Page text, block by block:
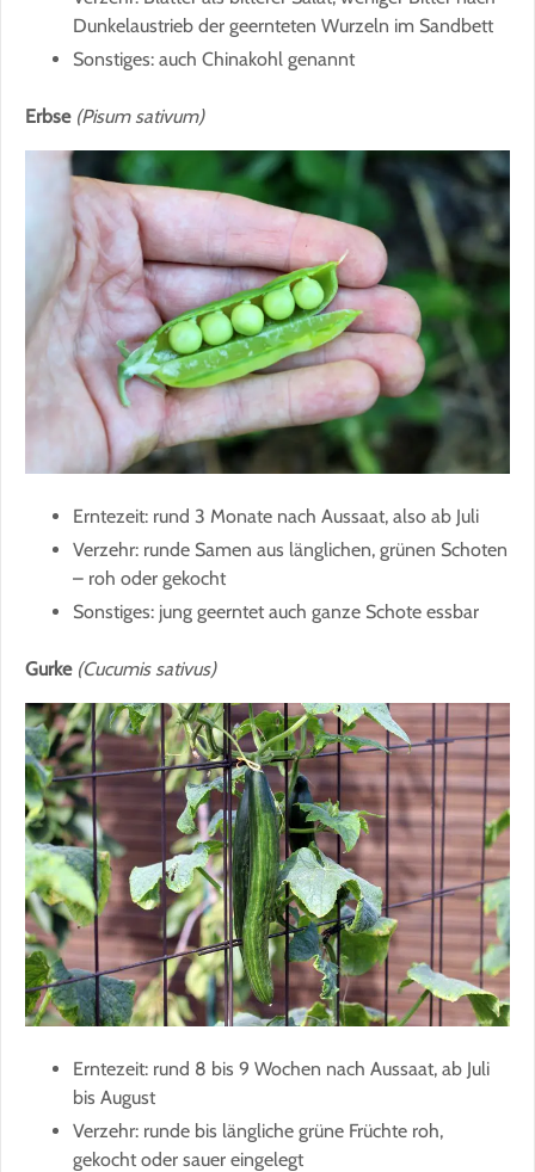
Dunkelaustrieb der geernteten Wurzeln im Sandbett
Sonstiges: auch Chinakohl genannt
Erbse (Pisum sativum)
Erntezeit: rund 3 Monate nach Aussaat, also ab Juli
Verzehr: runde Samen aus länglichen, grünen Schoten
– roh oder gekocht
Sonstiges: jung geerntet auch ganze Schote essbar
Gurke (Cucumis sativus)
Erntezeit: rund 8 bis 9 Wochen nach Aussaat, ab Juli
bis August
Verzehr: runde bis längliche grüne Früchte roh,
gekocht oder sauer eingelegt